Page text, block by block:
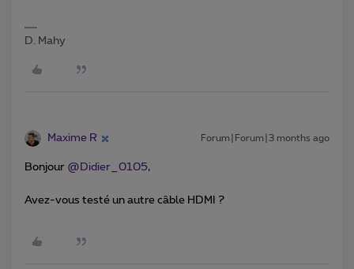
D. Mahy
Maxime R Forum|Forum|3 months ago
Bonjour ​ @Didier_0105,
Avez-vous testé un autre câble HDMI ?